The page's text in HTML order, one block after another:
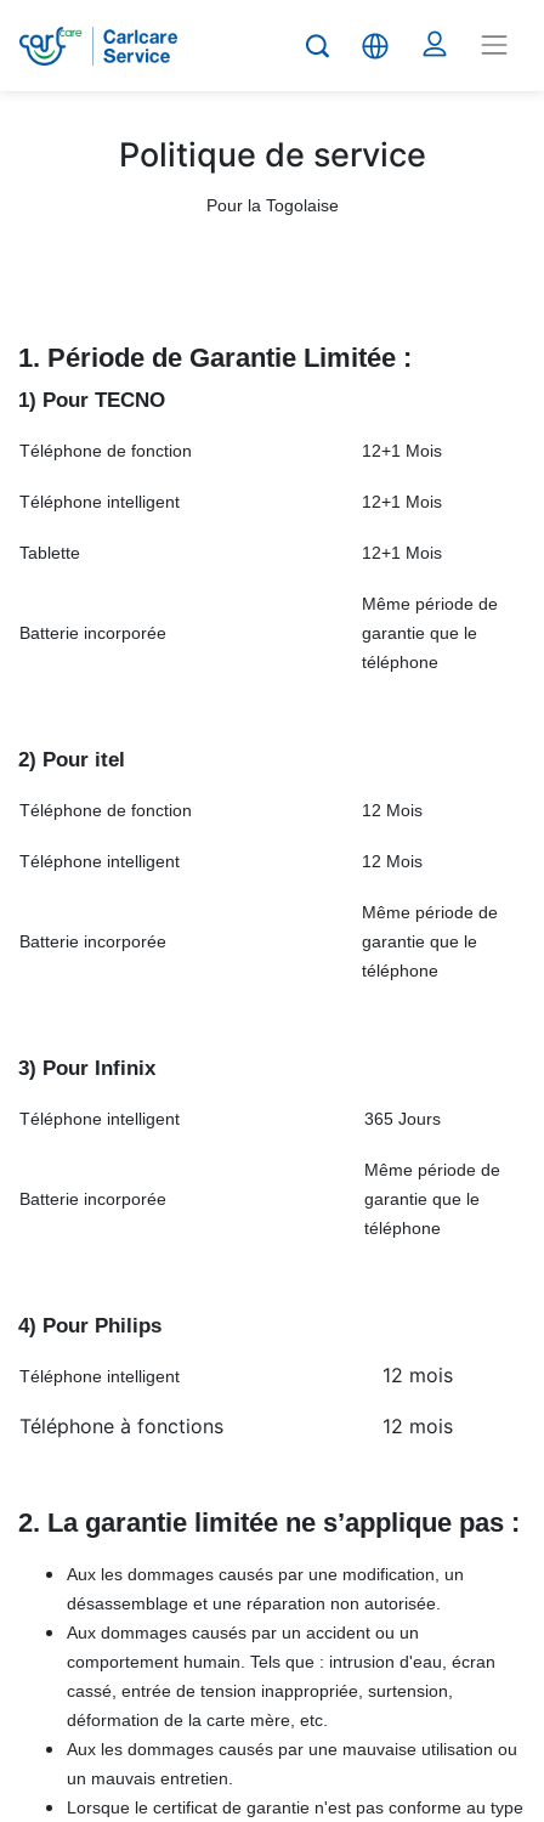
Politique de service
Pour la Togolaise
1. Période de Garantie Limitée :
1) Pour TECNO
Téléphone de fonction 12+1 Mois
Téléphone intelligent 12+1 Mois
Tablette 12+1 Mois
Batterie incorporée
Même période de
garantie que le
téléphone
2) Pour itel
Téléphone de fonction 12 Mois
Téléphone intelligent 12 Mois
Batterie incorporée
Même période de
garantie que le
téléphone
3) Pour Infinix
Téléphone intelligent 365 Jours
Batterie incorporée
Même période de
garantie que le
téléphone
4) Pour Philips
Téléphone intelligent 12 mois
Téléphone à fonctions 12 mois
2. La garantie limitée ne s’applique pas :
Aux les dommages causés par une modification, un
désassemblage et une réparation non autorisée.
Aux dommages causés par un accident ou un
comportement humain. Tels que : intrusion d'eau, écran
cassé, entrée de tension inappropriée, surtension,
déformation de la carte mère, etc.
Aux les dommages causés par une mauvaise utilisation ou
un mauvais entretien.
Lorsque le certificat de garantie n'est pas conforme au type